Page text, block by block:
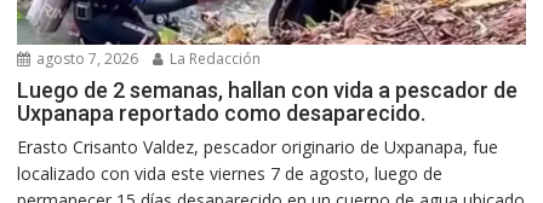
agosto 7, 2026 La Redacción
Luego de 2 semanas, hallan con vida a pescador de
Uxpanapa reportado como desaparecido.
Erasto Crisanto Valdez, pescador originario de Uxpanapa, fue
localizado con vida este viernes 7 de agosto, luego de